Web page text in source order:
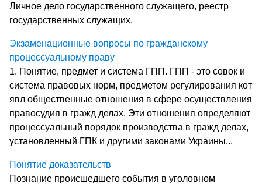
Личное дело государственного служащего, реестр
государственных служащих.
Экзаменационные вопросы по гражданскому
процессуальному праву
1. Понятие, предмет и система ГПП. ГПП - это совок и
система правовых норм, предметом регулирования кот
явл общественные отношения в сфере осуществления
правосудия в гражд делах. Эти отношения определяют
процессуальный порядок производства в гражд делах,
установленный ГПК и другими законами Украины...
Понятие доказательств
Познание происшедшего события в уголовном